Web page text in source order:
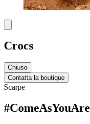
Crocs
Chiuso
Contatta la boutique
Scarpe
#ComeAsYouAre